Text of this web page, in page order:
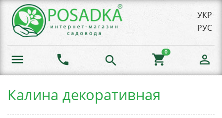
УКР
РУС
menu phone search shopping_cart
0
person_outline
Калина декоративная